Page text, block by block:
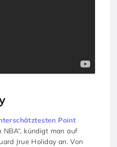
Point
kündigt man auf
Jrue Holiday an. Von